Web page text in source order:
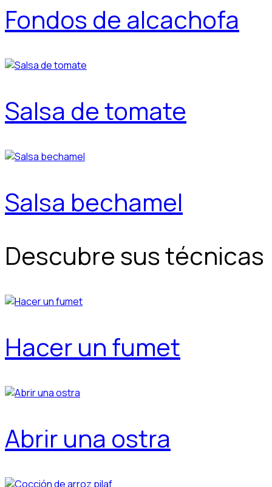
Fondos de alcachofa
Salsa de tomate
Salsa bechamel
Descubre sus técnicas
Hacer un fumet
Abrir una ostra